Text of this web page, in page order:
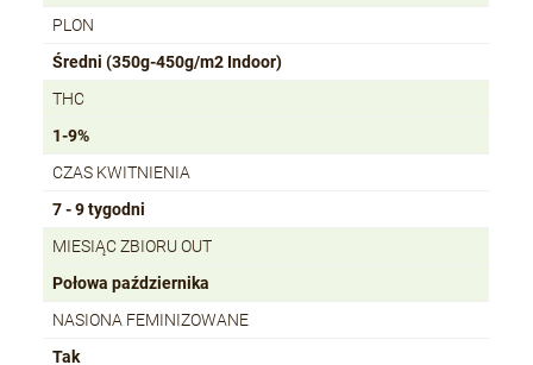
PLON
Średni (350g-450g/m2 Indoor)
THC
1-9%
CZAS KWITNIENIA
7 - 9 tygodni
MIESIĄC ZBIORU OUT
Połowa października
NASIONA FEMINIZOWANE
Tak